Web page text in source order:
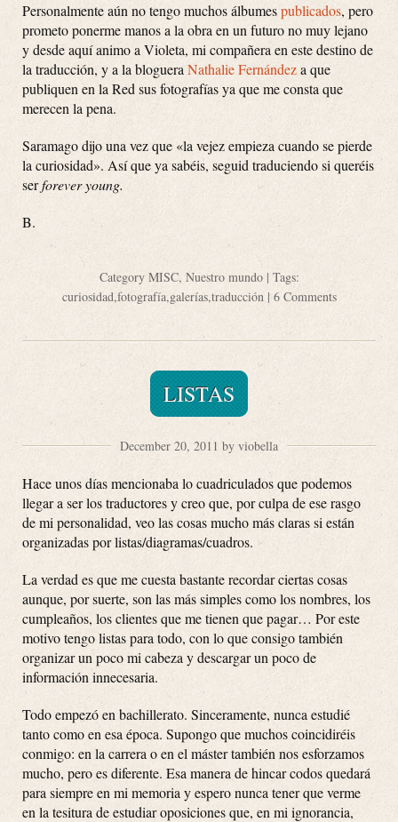
Personalmente aún no tengo muchos álbumespublicados, pero
prometo ponerme manos a la obra en un futuro no muy lejano
y desde aquí animo a Violeta, mi compañera en este destino de
la traducción, y a la bloguera Nathalie Fernándeza que
publiquen en la Red sus fotografías ya que me consta que
merecen la pena.
Saramago dijo una vez que «la vejez empieza cuando se pierde
la curiosidad». Así que ya sabéis, seguid traduciendo si queréis
serforever young.
B.
Category MISC, Nuestro mundo| Tags:
curiosidad,fotografía,galerías,traducción|6 Comments
LISTAS
December 20, 2011 by viobella
Hace unos días mencionaba lo cuadriculados que podemos
llegar a ser los traductores y creo que, por culpa de ese rasgo
de mi personalidad, veo las cosas mucho más claras si están
organizadas por listas/diagramas/cuadros.
La verdad es que me cuesta bastante recordar ciertas cosas
aunque, por suerte, son las más simples como los nombres, los
cumpleaños, los clientes que me tienen que pagar… Por este
motivo tengo listas para todo, con lo que consigo también
organizar un poco mi cabeza y descargar un poco de
información innecesaria.
Todo empezó en bachillerato. Sinceramente, nunca estudié
tanto como en esa época. Supongo que muchos coincidiréis
conmigo: en la carrera o en el máster también nos esforzamos
mucho, pero es diferente. Esa manera de hincar codos quedará
para siempre en mi memoria y espero nunca tener que verme
en la tesitura de estudiar oposiciones que, en mi ignorancia,